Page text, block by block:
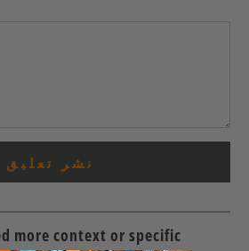
more context or specific